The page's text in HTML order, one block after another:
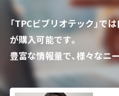
「TPCビブリオテック」で
が購入可能です。
豊富な情報量で、様々なニ